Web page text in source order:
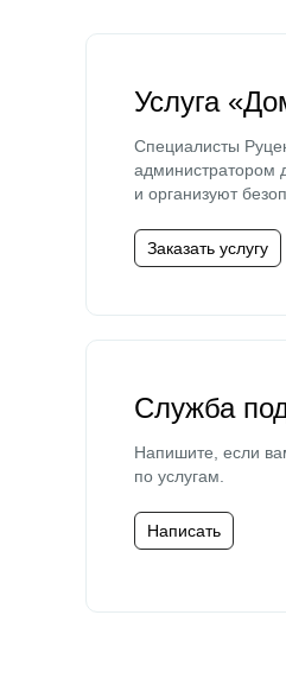
Услуга
Специалисты
администратором
и организуют
Заказать услугу
Служба
Напишите, если
по услугам.
Написать